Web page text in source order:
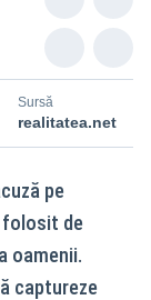
Sursă
realitatea.net
pe
folosit de
oamenii.
captureze